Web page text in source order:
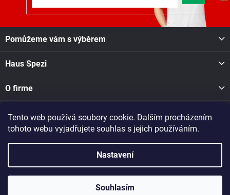
Tento web používá soubory cookie. Dalším procházením
tohoto webu vyjadřujete souhlas s jejich používáním.
Nastavení
Souhlasím
Při nákupu v naší pobočce v Novém Městě na Moravě, Soškova
1550, se o dostupnosti zboží informujte na tel. čísle: 605 028 731
Pomůžeme vám s výběrem
Haus Spezi
O firme
Facebook